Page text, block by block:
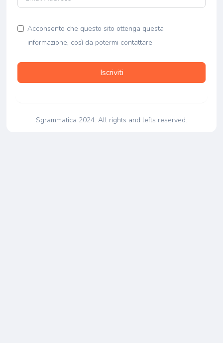
Acconsento che questo sito ottenga questa
informazione, così da potermi contattare
Iscriviti
Sgrammatica 2024. All rights and lefts reserved.